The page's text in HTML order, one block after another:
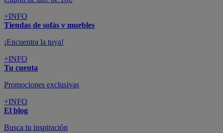
+INFO
Grandes marcas de muebles, sofás,
colchones y electrodomésticos